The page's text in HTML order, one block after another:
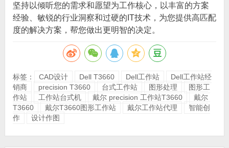
坚持以倾听您的需求和愿望为工作核心，以丰富的方案
经验、敏锐的行业洞察和过硬的IT技术，为您提供高匹配
度的解决方案，帮您做出更明智的决定。
标签： CAD设计 Dell T3660 Dell工作站
Dell工作站经
销商
precision T3660 台式工作站 图形处理
图形工
作站
工作站台式机 戴尔 precision 工作站T3660
戴尔
T3660
戴尔T3660图形工作站 戴尔工作站代理
智能创
作
设计作图